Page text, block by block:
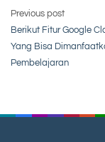
Post
Previous post
Berikut Fitur Google
Yang Bisa
Pembelajaran